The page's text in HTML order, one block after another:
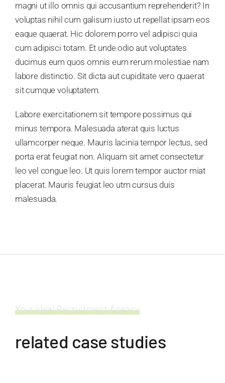
magni ut illo omnis qui accusantium reprehenderit? In
voluptas nihil cum galisum iusto ut repellat ipsam eos
eaque quaerat. Hic dolorem porro vel adipisci quia
cum adipisci totam. Et unde odio aut voluptates
ducimus eum quos omnis eum rerum molestiae nam
labore distinctio. Sit dicta aut cupiditate vero quaerat
sit cumque voluptatem.
Labore exercitationem sit tempore possimus qui
minus tempora. Malesuada aterat quis luctus
ullamcorper neque. Mauris lacinia tempor lectus, sed
porta erat feugiat non. Aliquam sit amet consectetur
leo vel congue leo. Ut quis lorem tempor auctor miat
placerat. Mauris feugiat leo utm cursus duis
malesuada.
Your Ideal Recruitment Agency
related case studies